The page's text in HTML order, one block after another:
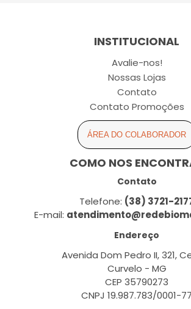
INSTITUCIONAL
Avalie-nos!
Nossas Lojas
Contato
Contato Promoções
ÁREA DO COLABORADOR
COMO NOS
Contato
Telefone: (38) 3721-
E-mail:
Endereço
Avenida Dom Pedro II, 321,
Curvelo - MG
CEP 35790273
CNPJ 19.987.783/0001-77